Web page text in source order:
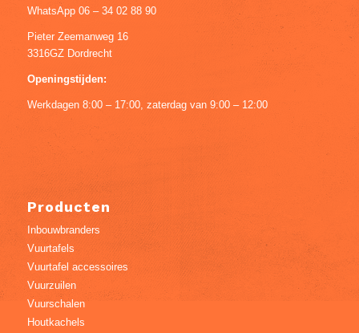
WhatsApp 06 – 34 02 88 90
Pieter Zeemanweg 16
3316GZ Dordrecht
Openingstijden:
Werkdagen 8:00 – 17:00, zaterdag van 9:00 – 12:00
Producten
Inbouwbranders
Vuurtafels
Vuurtafel accessoires
Vuurzuilen
Vuurschalen
Houtkachels